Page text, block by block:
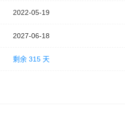
2022-05-19
2027-06-18
剩余 315 天